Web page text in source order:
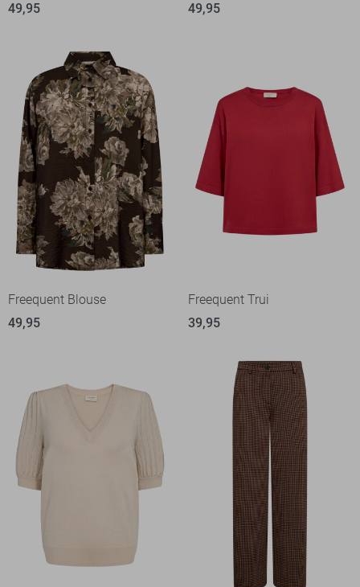
49,95
49,95
Freequent Blouse
49,95
Freequent Trui
39,95